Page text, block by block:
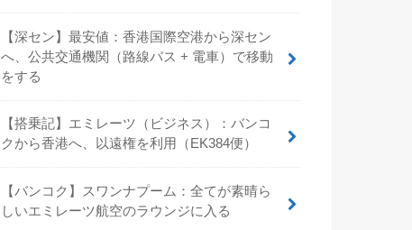
【深セン】最安値：香港国際空港から深セン
へ、公共交通機関（路線バス + 電車）で移動
をする
【搭乗記】エミレーツ（ビジネス）：バンコ
クから香港へ、以遠権を利用（EK384便）
【バンコク】スワンナプーム：全てが素晴ら
しいエミレーツ航空のラウンジに入る